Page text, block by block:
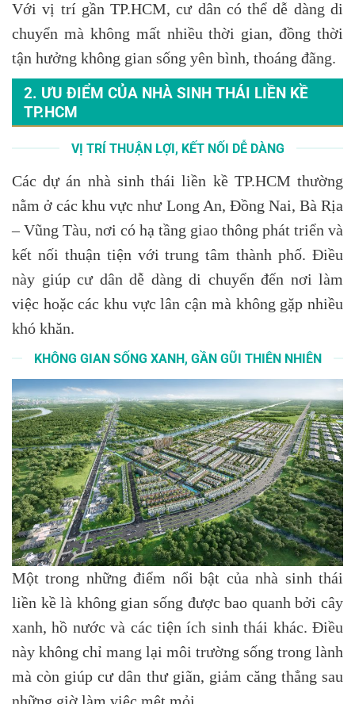
Với vị trí gần TP.HCM, cư dân có thể dễ dàng di
chuyển mà không mất nhiều thời gian, đồng thời
tận hưởng không gian sống yên bình, thoáng đãng.
2. ƯU ĐIỂM CỦA NHÀ SINH THÁI LIỀN KỀ
TP.HCM
VỊ TRÍ THUẬN LỢI, KẾT NỐI DỄ DÀNG
Các dự án nhà sinh thái liền kề TP.HCM thường
nằm ở các khu vực như Long An, Đồng Nai, Bà Rịa
– Vũng Tàu, nơi có hạ tầng giao thông phát triển và
kết nối thuận tiện với trung tâm thành phố. Điều
này giúp cư dân dễ dàng di chuyển đến nơi làm
việc hoặc các khu vực lân cận mà không gặp nhiều
khó khăn.
KHÔNG GIAN SỐNG XANH, GẦN GŨI THIÊN NHIÊN
Một trong những điểm nổi bật của nhà sinh thái
liền kề là không gian sống được bao quanh bởi cây
xanh, hồ nước và các tiện ích sinh thái khác. Điều
này không chỉ mang lại môi trường sống trong lành
mà còn giúp cư dân thư giãn, giảm căng thẳng sau